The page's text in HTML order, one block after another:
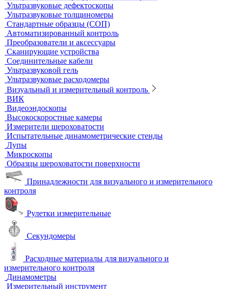
Термостаты, бани и инкубаторы
Бани
Бани серологические
Водяные бани
Инкубаторы
Масляные бани
Песчаные бани
Сухие бани
Термостаты
Термостаты жидкостные
Термостаты твердотельные
Химическое и биохимическое потребление кислорода
Ультразвуковой неразрушающий контроль
Ультразвуковые дефектоскопы
Ультразвуковые толщиномеры
Стандартные образцы (СОП)
Автоматизированный контроль
Преобразователи и аксессуары
Сканирующие устройства
Соединительные кабели
Ультразвуковой гель
Ультразвуковые расходомеры
Визуальный и измерительный контроль
ВИК
Видеоэндоскопы
Высокоскоростные камеры
Измерители шероховатости
Испытательные динамометрические стенды
Лупы
Микроскопы
Образцы шероховатости поверхности